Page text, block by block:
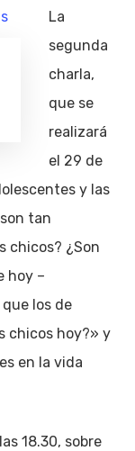
La
segunda
charla,
que se
realizará
el 29 de
y las
tan
chicos? ¿Son
hoy –
los de
chicos hoy?» y
en la vida
18.30, sobre